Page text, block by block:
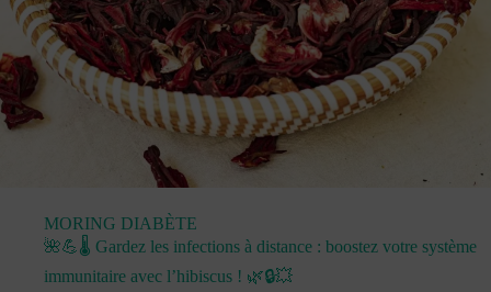
MORING DIABÈTE
🌺💪🌡️ Gardez les infections à distance : boostez votre système
immunitaire avec l’hibiscus ! 🌿🔒💥